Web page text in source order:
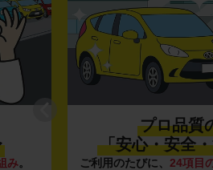
み。
プロ品質
「安心・安全
ご利用のたびに、 24項目